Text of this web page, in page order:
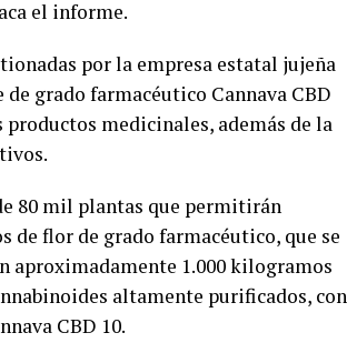
el informe.
por la empresa estatal jujeña
grado farmacéutico Cannava CBD
medicinales, además de la
80 mil plantas que permitirán
de flor de grado farmacéutico, que se
aproximadamente 1.000 kilogramos
altamente purificados, con
CBD 10.